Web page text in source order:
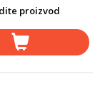
proizvod